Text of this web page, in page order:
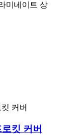
미네이트 상
킷 커버